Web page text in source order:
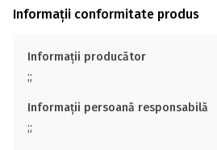
Informații conformitate produs
Informații producător
;;
Informații persoană responsabilă
;;